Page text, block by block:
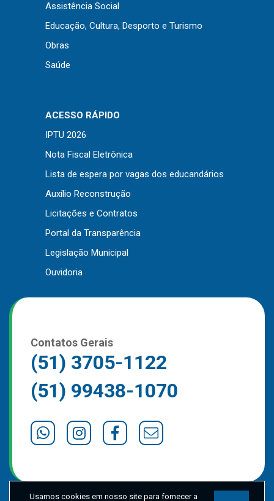
Dispensas e Inexigibilidades
Chamamentos Públicos
Leis, Decretos e Portarias
Transparência
Portal da Transparência
Radar da Transparência
Cespro
Downloads
Usamos cookies em nosso site para fornecer a
Assistência Social
Educação, Cultura, Desporto e Turismo
Obras
Saúde
ACESSO RÁPIDO
IPTU 2026
Nota Fiscal Eletrônica
Lista de espera por vagas dos educandários
Auxílio Reconstrução
Licitações e Contratos
Portal da Transparência
Legislação Municipal
Ouvidoria
Contatos Gerais
(51) 3705-1122
(51) 99438-1070